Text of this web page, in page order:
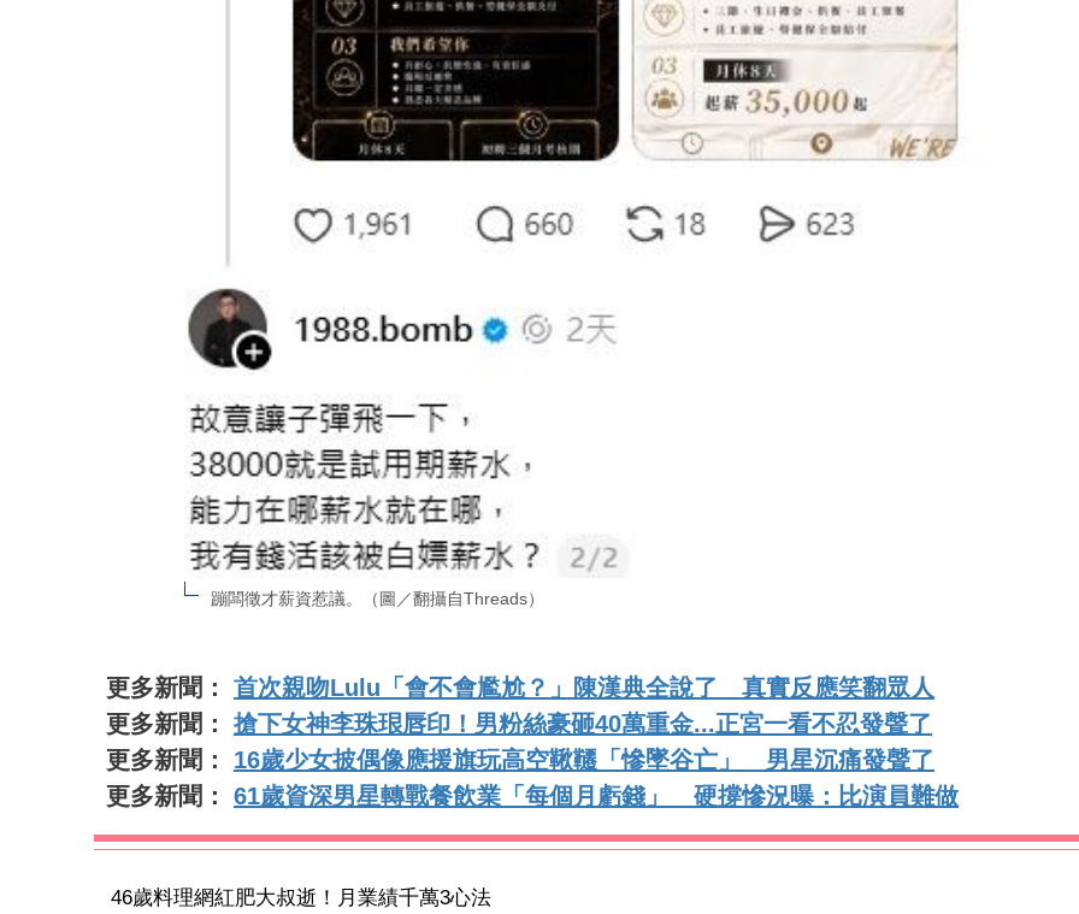
蹦闆徵才薪資惹議。（圖／翻攝自Threads）
更多新聞： 首次親吻Lulu「會不會尷尬？」陳漢典全說了 真實反應笑翻眾人
更多新聞： 搶下女神李珠珢唇印！男粉絲豪砸40萬重金...正宮一看不忍發聲了
更多新聞： 16歲少女披偶像應援旗玩高空鞦韆「慘墜谷亡」 男星沉痛發聲了
更多新聞： 61歲資深男星轉戰餐飲業「每個月虧錢」 硬撐慘況曝：比演員難做
46歲料理網紅肥大叔逝！月業績千萬3心法